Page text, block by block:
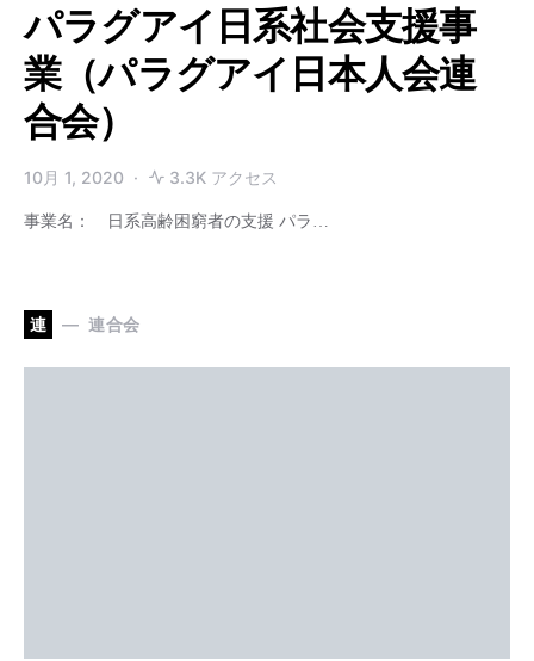
パラグアイ日系社会支援事
業（パラグアイ日本人会連
合会）
10月 1, 2020 3.3K アクセス
事業名： 日系高齢困窮者の支援 パラ…
連 連合会